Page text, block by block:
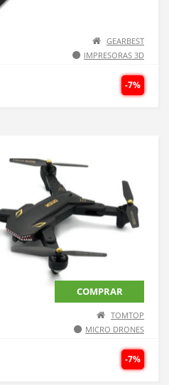
GEARBEST
IMPRESORAS 3D
-7%
COMPRAR
TOMTOP
MICRO DRONES
-7%